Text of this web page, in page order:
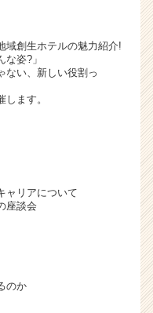
域創生ホテルの魅力紹介!
な姿?」
ない、新しい役割っ
ます。
ャリアについて
座談会
のか